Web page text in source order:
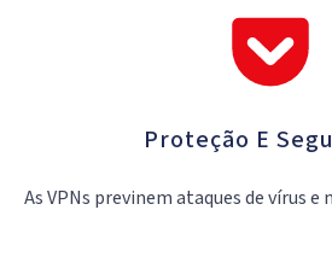
Proteção E
As VPNs previnem ataques de vírus e